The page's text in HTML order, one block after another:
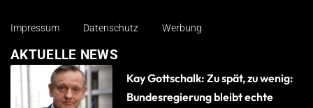
Impressum Datenschutz Werbung
AKTUELLE NEWS
Kay Gottschalk: Zu spät, zu wenig:
Bundesregierung bleibt echte